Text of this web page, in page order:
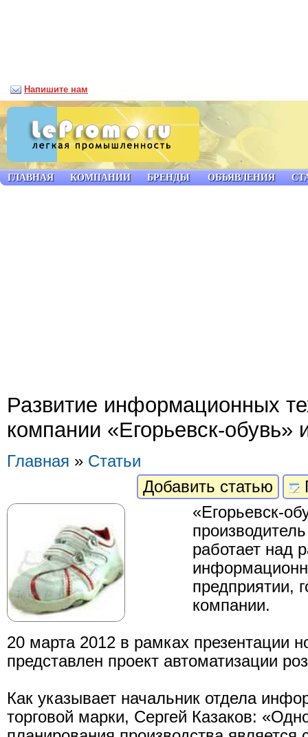
Развитие информационных
компании «Егорьевск-
Главная » Статьи
Добавить статью
«Егорьевск-
работает над
предприятии,
компании.
20 марта 2012 в рамках презентации
представлен проект автоматизации
Как указывает начальник отдела
торговой марки, Сергей Казаков:
ГЛАВНАЯ КОМПАНИИ БРЕНДЫ ОБЪЯВЛЕНИЯ
Напишите нам